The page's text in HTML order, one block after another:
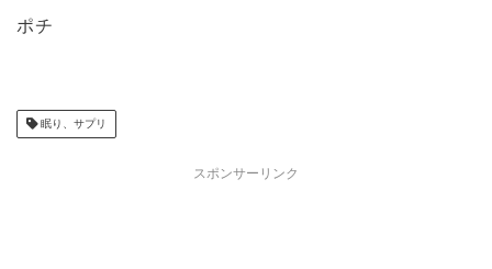
ポチ
眠り、サプリ
スポンサーリンク